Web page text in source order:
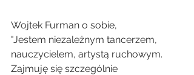
Wojtek Furman o sobie,
"Jestem niezależnym tancerzem,
nauczycielem, artystą ruchowym.
Zajmuję się szczególnie